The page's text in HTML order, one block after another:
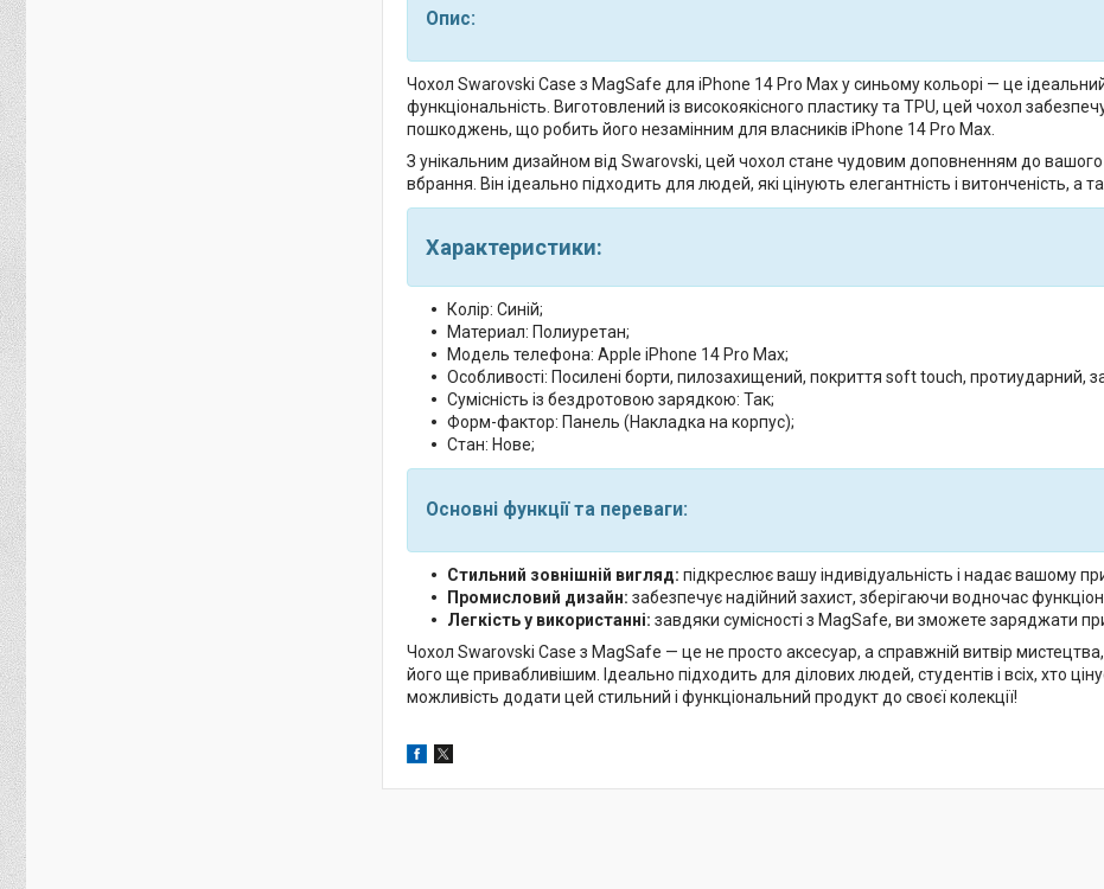
Опис:
Чохол Swarovski Case з MagSafe для iPhone 14 Pro Max у синьому кольорі — це
функціональність. Виготовлений із високоякісного пластику та TPU, цей чохол
пошкоджень, що робить його незамінним для власників iPhone 14 Pro Max.
З унікальним дизайном від Swarovski, цей чохол стане чудовим доповненням до
вбрання. Він ідеально підходить для людей, які цінують елегантність і витонченість, а
Характеристики:
Колір: Синій;
Материал: Полиуретан;
Модель телефона: Apple iPhone 14 Pro Max;
Особливості: Посилені борти, пилозахищений, покриття soft touch, протиударний,
Сумісність із бездротовою зарядкою: Так;
Форм-фактор: Панель (Накладка на корпус);
Стан: Нове;
Основні функції та переваги:
Стильний зовнішній вигляд: підкреслює вашу індивідуальність і надає вашому
Промисловий дизайн: забезпечує надійний захист, зберігаючи водночас
Легкість у використанні: завдяки сумісності з MagSafe, ви зможете заряджати
Чохол Swarovski Case з MagSafe — це не просто аксесуар, а справжній витвір
його ще привабливішим. Ідеально підходить для ділових людей, студентів і всіх, хто
можливість додати цей стильний і функціональний продукт до своєї колекції!